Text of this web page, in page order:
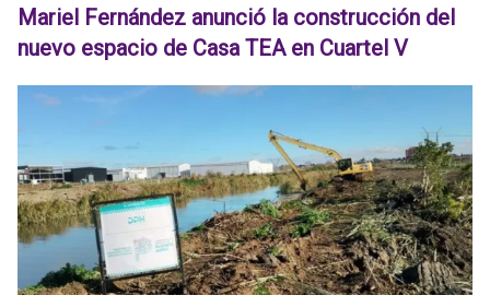
Mariel Fernández anunció la construcción del
nuevo espacio de Casa TEA en Cuartel V